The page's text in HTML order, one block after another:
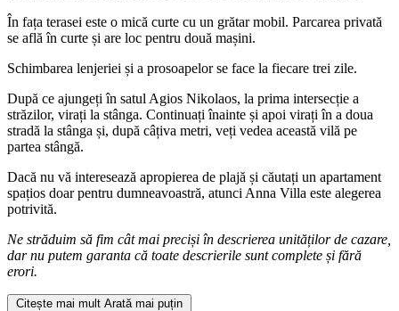
În fața terasei este o mică curte cu un grătar mobil. Parcarea privată
se află în curte și are loc pentru două mașini.
Schimbarea lenjeriei și a prosoapelor se face la fiecare trei zile.
După ce ajungeți în satul Agios Nikolaos, la prima intersecție a
străzilor, virați la stânga. Continuați înainte și apoi virați în a doua
stradă la stânga și, după câțiva metri, veți vedea această vilă pe
partea stângă.
Dacă nu vă interesează apropierea de plajă și căutați un apartament
spațios doar pentru dumneavoastră, atunci Anna Villa este alegerea
potrivită.
Ne străduim să fim cât mai preciși în descrierea unităților de cazare,
dar nu putem garanta că toate descrierile sunt complete și fără
erori.
Citește mai mult Arată mai puțin